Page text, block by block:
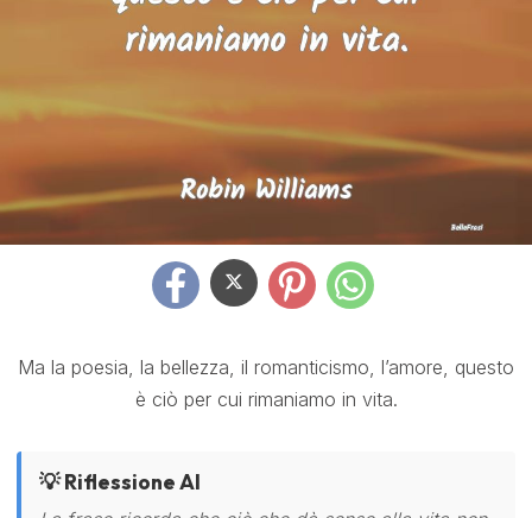
Ma la poesia, la bellezza, il romanticismo, l’amore, questo
è ciò per cui rimaniamo in vita.
💡 Riflessione AI